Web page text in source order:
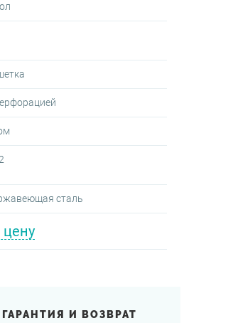
сталь
цену
ГАРАНТИЯ И ВОЗВРАТ